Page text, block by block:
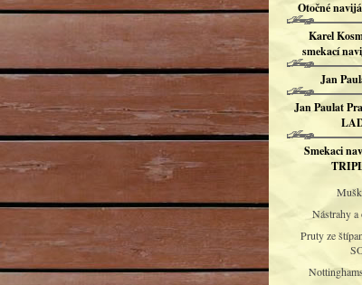
Otočné
Karel
smekací
Jan
Jan Paulat
Smekaci
Nástrahy a
Pruty ze